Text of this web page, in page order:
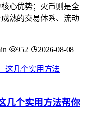
心优势；火币则是全
熟的交易体系、流动
952 2026-08-08
几个实用方法帮你